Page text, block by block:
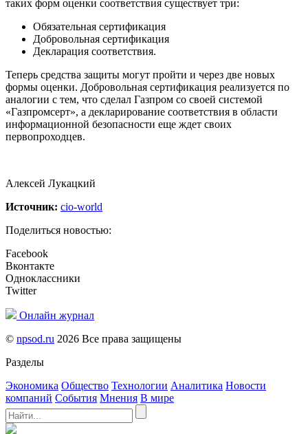
таких форм оценки соответствия существует три:
Обязательная сертификация
Добровольная сертификация
Декларация соответствия.
Теперь средства защиты могут пройти и через две новых
формы оценки. Добровольная сертификация реализуется по
аналогии с тем, что сделал Газпром со своей системой
«Газпромсерт», а декларирование соответствия в области
информационной безопасности еще ждет своих
первопроходцев.
Алексей Лукацкий
Источник: cio-world
Поделиться новостью:
Facebook
Вконтакте
Одноклассники
Twitter
Онлайн журнал
© npsod.ru 2026 Все права защищены
Разделы
Экономика Общество Технологии Аналитика Новости
компаний События Мнения В мире